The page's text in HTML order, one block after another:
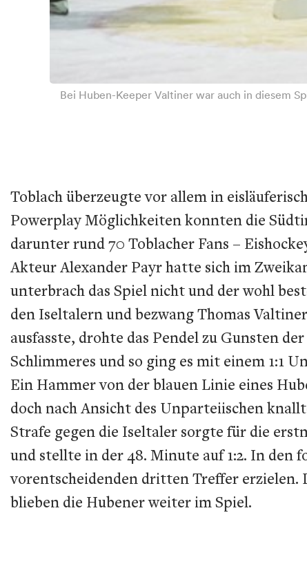
Bei Huben-Keeper Valtiner war auch in diesem
Toblach überzeugte vor allem in
Powerplay Möglichkeiten konnten die
darunter rund 70 Toblacher Fans –
Akteur Alexander Payr hatte sich im
unterbrach das Spiel nicht und der wohl
den Iseltalern und bezwang Thomas
ausfasste, drohte das Pendel zu Gunsten
Schlimmeres und so ging es mit einem 1:1
Ein Hammer von der blauen Linie eines
doch nach Ansicht des Unparteiischen
Strafe gegen die Iseltaler sorgte für die
und stellte in der 48. Minute auf 1:2. In den
vorentscheidenden dritten Treffer erzielen.
blieben die Hubener weiter im Spiel.